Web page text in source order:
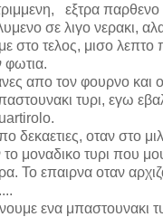
εξτρα παρθενο
σε λιγο νερακι,
στο τελος, μισο λεπτο
φωτια.
απο τον φουρνο
τυρι, εγω
δεκαετιες, οταν στο
μοναδικο τυρι που
Το επαιρνα οταν
ενα μπαστουνακι